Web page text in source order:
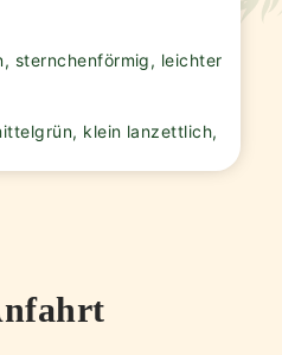
sternchenförmig, leichter
klein lanzettlich,